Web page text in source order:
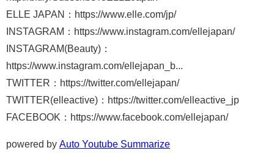
ELLE JAPAN：https://www.elle.com/jp/
INSTAGRAM：https://www.instagram.com/ellejapan/
INSTAGRAM(Beauty)：
https://www.instagram.com/ellejapan_b...
TWITTER：https://twitter.com/ellejapan/
TWITTER(elleactive)：https://twitter.com/elleactive_jp
FACEBOOK：https://www.facebook.com/ellejapan/
powered by Auto Youtube Summarize